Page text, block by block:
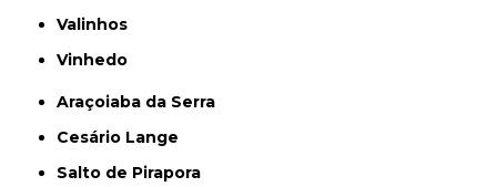
Valinhos
Vinhedo
Araçoiaba da Serra
Cesário Lange
Salto de Pirapora